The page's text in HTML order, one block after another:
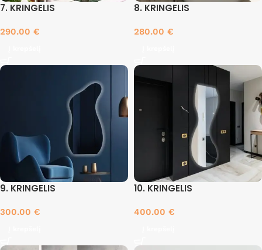
7. KRINGELIS
290.00 €
8. KRINGELIS
280.00 €
9. KRINGELIS
300.00 €
10. KRINGELIS
400.00 €